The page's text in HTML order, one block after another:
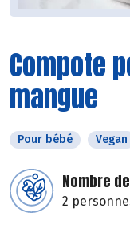
Compote
mangue
Pour bébé Vegan
Nombre
2